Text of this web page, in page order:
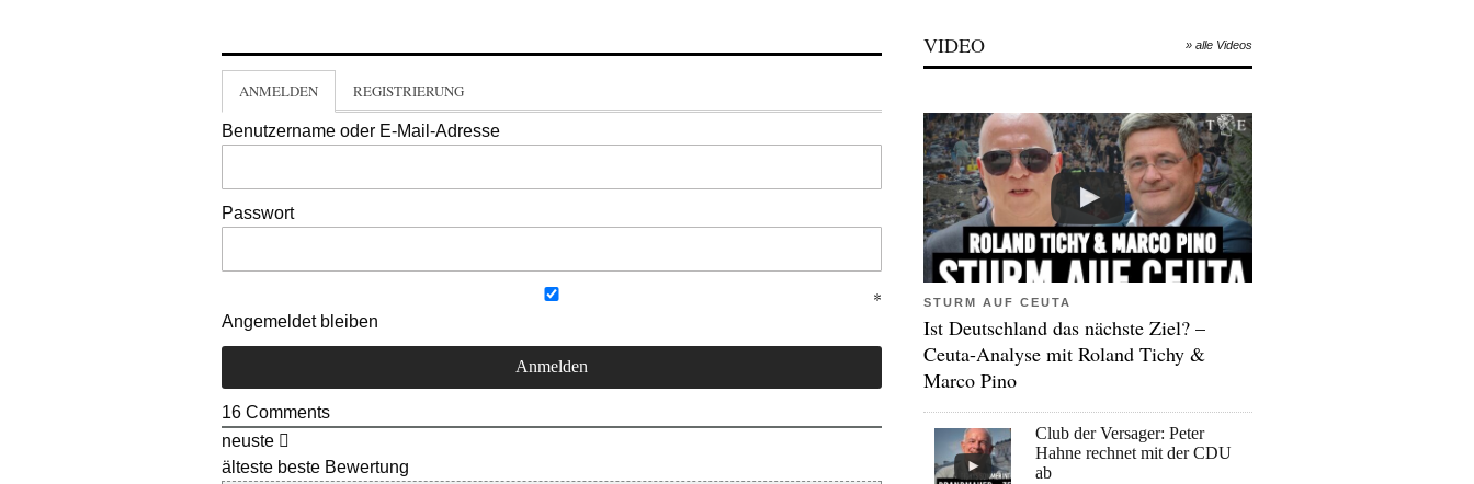
ANMELDEN REGISTRIERUNG
Benutzername oder E-Mail-Adresse
Passwort
Angemeldet bleiben
16 Comments
neuste
älteste beste Bewertung
VIDEO » alle Videos
STURM AUF CEUTA
Ist Deutschland das nächste Ziel? –
Ceuta-Analyse mit Roland Tichy &
Marco Pino
Club der Versager: Peter
Hahne rechnet mit der CDU
ab